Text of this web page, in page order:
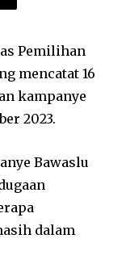
Pemilihan
mencatat 16
kampanye
2023.
Bawaslu
dalam